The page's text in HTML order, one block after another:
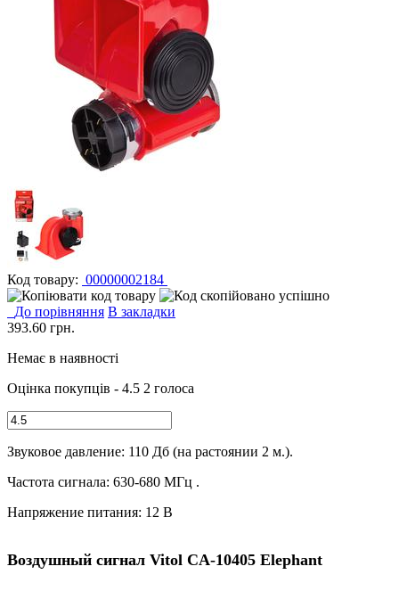
Код товару: 00000002184
До порівняння В закладки
393.60 грн.
Немає в наявності
Оцінка покупців - 4.5 2 голоса
Звуковое давление: 110 Дб (на растоянии 2 м.).
Частота сигнала: 630-680 МГц .
Напряжение питания: 12 В
Воздушный сигнал Vitol CA-10405 Elephant